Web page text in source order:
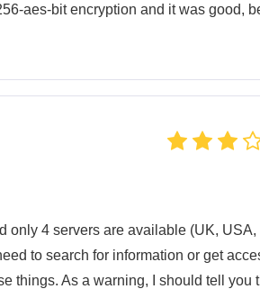
aes-bit encryption and it was good,
only 4 servers are available (UK, USA,
to search for information or get
things. As a warning, I should tell you